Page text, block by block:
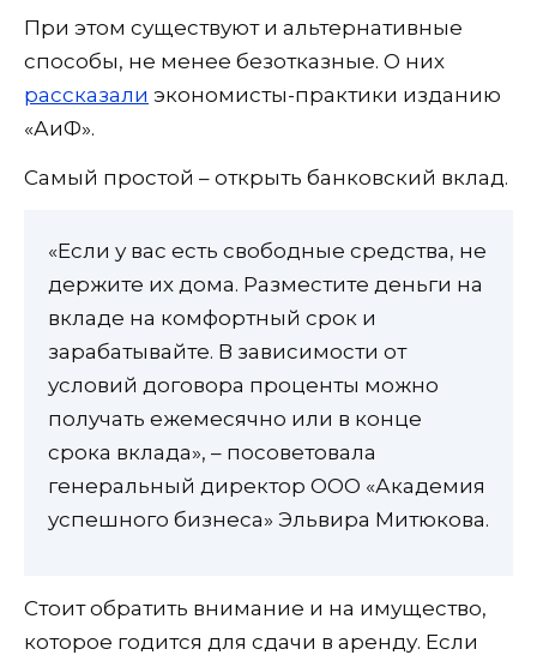
При этом существуют и альтернативные
способы, не менее безотказные. О них
рассказали экономисты-практики изданию
«АиФ».
Самый простой – открыть банковский вклад.
«Если у вас есть свободные средства, не
держите их дома. Разместите деньги на
вкладе на комфортный срок и
зарабатывайте. В зависимости от
условий договора проценты можно
получать ежемесячно или в конце
срока вклада», – посоветовала
генеральный директор ООО «Академия
успешного бизнеса» Эльвира Митюкова.
Стоит обратить внимание и на имущество,
которое годится для сдачи в аренду. Если